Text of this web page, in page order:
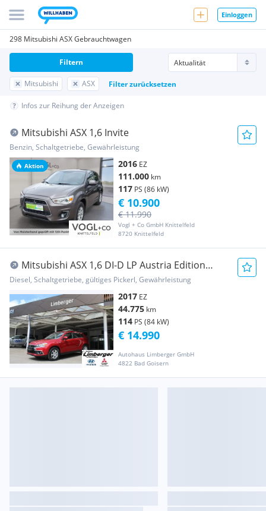
Einloggen
298 Mitsubishi ASX Gebrauchtwagen
Mitsubishi ASX Filter zurücksetzen
Filtern
Infos zur Reihung der Anzeigen
Aktion
Mitsubishi ASX 1,6 Invite
Benzin, Schaltgetriebe, Gewährleistung
2016 EZ
111.000 km
117 PS (86 kW)
Vogl + Co GmbH Knittelfeld
8720 Knittelfeld
€ 11.990
€ 10.900
Mitsubishi ASX 1,6 DI-D LP Austria Edition
Connect
Diesel, Schaltgetriebe, gültiges Pickerl, Gewährleistung
2017 EZ
44.775 km
114 PS (84 kW)
Autohaus Limberger GmbH
4822 Bad Goisern
€ 14.990